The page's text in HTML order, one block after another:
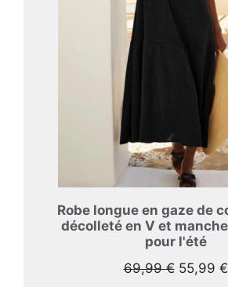
Robe longue en gaze de
décolleté en V et
pour l'été
69,99€ Le
55,99 €